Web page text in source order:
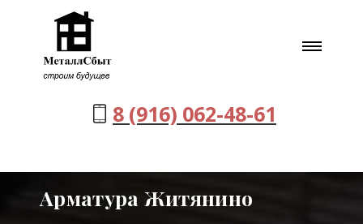
8 (916) 062-48-61
Арматура Житянино